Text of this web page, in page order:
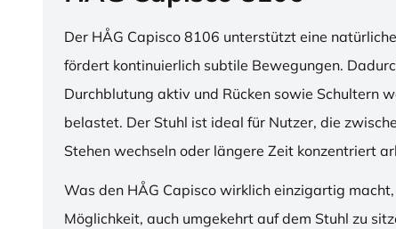
Der HÅG Capisco 8106 unterstützt eine
fördert kontinuierlich subtile Bewegungen.
Durchblutung aktiv und Rücken sowie Schultern
belastet. Der Stuhl ist ideal für Nutzer, die
Stehen wechseln oder längere Zeit konzentriert
Was den HÅG Capisco wirklich einzigartig
Möglichkeit, auch umgekehrt auf dem Stuhl zu